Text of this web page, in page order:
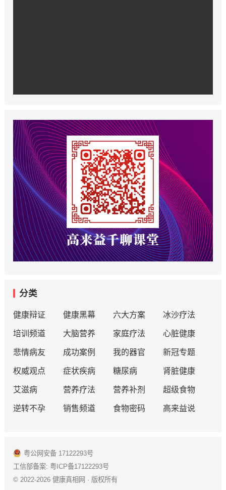
分类
健康辩证 健康黑幕 六大方案 冰沙疗法
培训频道 大脑营养 家庭疗法 心脏健康
悲情病友 成功案例 我的器官 新冠专题
权威观点 症状疾病 糖尿病 肾脏健康
艾滋病 营养疗法 营养补剂 超级食物
逆转不孕 销售频道 食物密码 高来益说
粤公网安备 17122293号
工信部备案: 粤ICP备17122293号
© 2022-2026 健康真相网 · 版权所有